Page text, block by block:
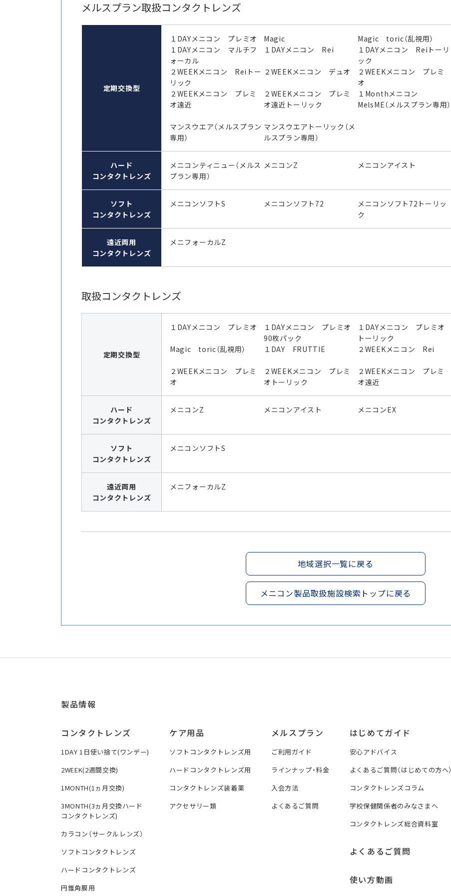
メルスプラン取扱コンタクトレンズ
定期交換型
１DAYメニコン プレミオ Magic Magic toric（乱視用）
１DAYメニコン マルチフ
ォーカル
１DAYメニコン Rei
１DAYメニコン Reiトーリ
ック
２WEEKメニコン Reiトー
リック
２WEEKメニコン デュオ
２WEEKメニコン プレミ
オ
２WEEKメニコン プレミ
オ遠近
２WEEKメニコン プレミ
オ遠近トーリック
１Monthメニコン
MelsME（メルスプラン専用）
マンスウエア（メルスプラン
専用）
マンスウエアトーリック（メ
ルスプラン専用）
ハード
コンタクトレンズ
メニコンティニュー（メルス
プラン専用）
メニコンZ メニコンアイスト
ソフト
コンタクトレンズ
メニコンソフトS メニコンソフト72
メニコンソフト72トーリッ
ク
遠近両用
コンタクトレンズ
メニフォーカルZ
取扱コンタクトレンズ
定期交換型
１DAYメニコン プレミオ
１DAYメニコン プレミオ
90枚パック
１DAYメニコン プレミオ
トーリック
Magic toric（乱視用） １DAY FRUTTIE ２WEEKメニコン Rei
２WEEKメニコン プレミ
オ
２WEEKメニコン プレミ
オトーリック
２WEEKメニコン プレミ
オ遠近
ハード
コンタクトレンズ
メニコンZ メニコンアイスト メニコンEX
ソフト
コンタクトレンズ
メニコンソフトS
遠近両用
コンタクトレンズ
メニフォーカルZ
地域選択一覧に戻る
メニコン製品取扱施設検索トップに戻る
製品情報
コンタクトレンズ
1DAY 1日使い捨て(ワンデー)
2WEEK(2週間交換)
1MONTH(1ヵ月交換)
3MONTH(3ヵ月交換ハード
コンタクトレンズ)
カラコン（サークルレンズ）
ソフトコンタクトレンズ
ハードコンタクトレンズ
円錐角膜用
ケア用品
ソフトコンタクトレンズ用
ハードコンタクトレンズ用
コンタクトレンズ装着薬
アクセサリー類
メルスプラン
ご利用ガイド
ラインナップ・料金
入会方法
よくあるご質問
はじめてガイド
安心アドバイス
よくあるご質問（はじめての方へ）
コンタクトレンズコラム
学校保健関係者のみなさまへ
コンタクトレンズ総合資料室
よくあるご質問
使い方動画